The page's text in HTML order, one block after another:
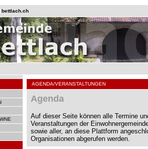
bettlach.ch
AGENDA/VERANSTALTUNGEN
Agenda
Auf dieser Seite können alle Termine
Veranstaltungen der
sowie aller, an diese Plattform
Organisationen abgerufen werden.